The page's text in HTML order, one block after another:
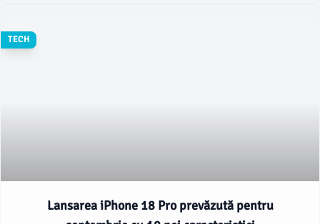
TECH
Lansarea iPhone 18 Pro prevăzută pentru